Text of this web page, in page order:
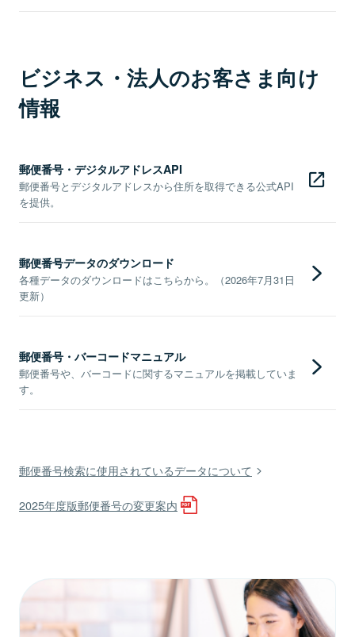
ビジネス・法人のお客さま向け
情報
郵便番号・デジタルアドレスAPI
郵便番号とデジタルアドレスから住所を取得できる公式API
を提供。
郵便番号データのダウンロード
各種データのダウンロードはこちらから。（2026年7月31日
更新）
郵便番号・バーコードマニュアル
郵便番号や、バーコードに関するマニュアルを掲載していま
す。
郵便番号検索に使用されているデータについて
2025年度版郵便番号の変更案内